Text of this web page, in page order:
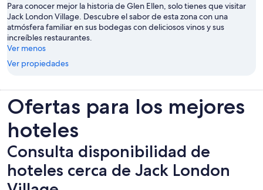
Para conocer mejor la historia de Glen Ellen, solo tienes que visitar
Jack London Village. Descubre el sabor de esta zona con una
atmósfera familiar en sus bodegas con deliciosos vinos y sus
increíbles restaurantes.
Ver menos
Ver propiedades
Ofertas para los mejores
hoteles
Consulta disponibilidad de
hoteles cerca de Jack London